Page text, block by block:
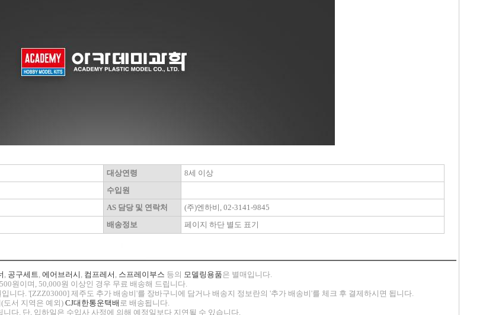
대상연령
8세 이상
수입원
AS 담당 및 연락처
(주)엔하비, 02-3141-9845
배송정보 페이지 하단 별도 표기
, 공구세트, 에어브러시 , 컴프레서 , 스프레이부스 등의 모델링용품은 별매입니다.
원이며, 50,000원 이상인 경우 무료 배송해 드립니다.
니다. '[ZZZ03000] 제주도 추가 배송비'를 장바구니에 담거나 배송지 정보란의 '추가 배송비'를 체크 후 결제하시면 됩니다.
도서 지역은 예외) CJ대한통운택배 로 배송됩니다.
다. 단, 입하일은 수입사 사정에 의해 예정일보다 지연될 수 있습니다.